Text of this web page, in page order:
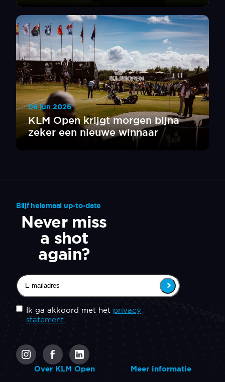
KLM Open krijgt morgen bijna
zeker een nieuwe winnaar
06 jun 2026
Blijf helemaal up-to-date
Never miss
a shot
again?
Email(Vereist)
Untitled (Vereist)
Ik ga akkoord met het privacy
statement.
Over KLM Open Meer informatie